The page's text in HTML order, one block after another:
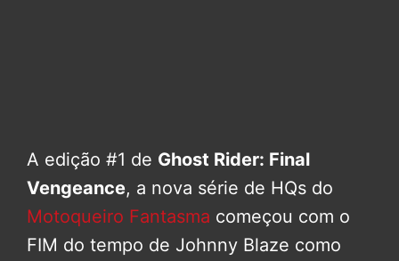
A edição #1 de Ghost Rider: Final
Vengeance, a nova série de HQs do
Motoqueiro Fantasma começou com o
FIM do tempo de Johnny Blaze como